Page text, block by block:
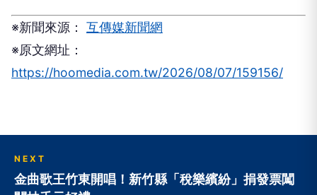
※新聞來源： 互傳媒新聞網
※原文網址：
https://hoomedia.com.tw/2026/08/07/159156/
NEXT
金曲歌王竹東開唱！新竹縣「稅樂繽紛」捐發票闖